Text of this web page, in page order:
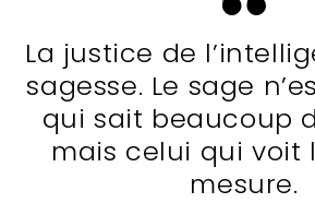
La justice de
sagesse. Le sage
qui sait beaucoup
mais celui qui voit
mesure.